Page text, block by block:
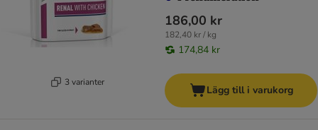
3 varianter
186,00 kr
182,40 kr / kg
174,84 kr
Lägg till i varukorg